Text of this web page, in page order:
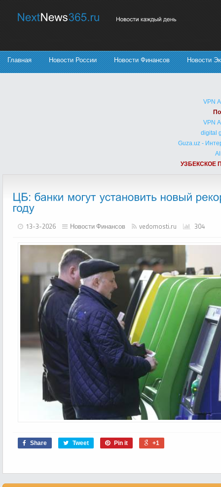
Главная Новости России Новости Финансов Новости
VPN
VPN
digital
Guza.uz -
УЗБЕКСКОЕ
13-3-2026 Новости Финансов vedomosti.ru 304
Share Tweet Pin it +1